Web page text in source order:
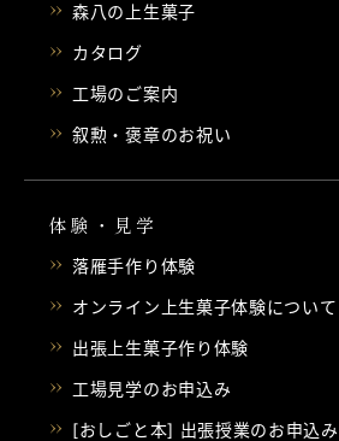
森八の上生菓子
カタログ
工場のご案内
叙勲・褒章のお祝い
体験・見学
落雁手作り体験
オンライン上生菓子体験について
出張上生菓子作り体験
工場見学のお申込み
[おしごと本] 出張授業のお申込み